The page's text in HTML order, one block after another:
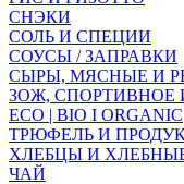
СНЭКИ
СОЛЬ И СПЕЦИИ
СОУСЫ / ЗАПРАВКИ
СЫРЫ, МЯСНЫЕ И
ЗОЖ, СПОРТИВНОЕ
ECO | BIO I ORGANIC
ТРЮФЕЛЬ И
ХЛЕБЦЫ И
ЧАЙ